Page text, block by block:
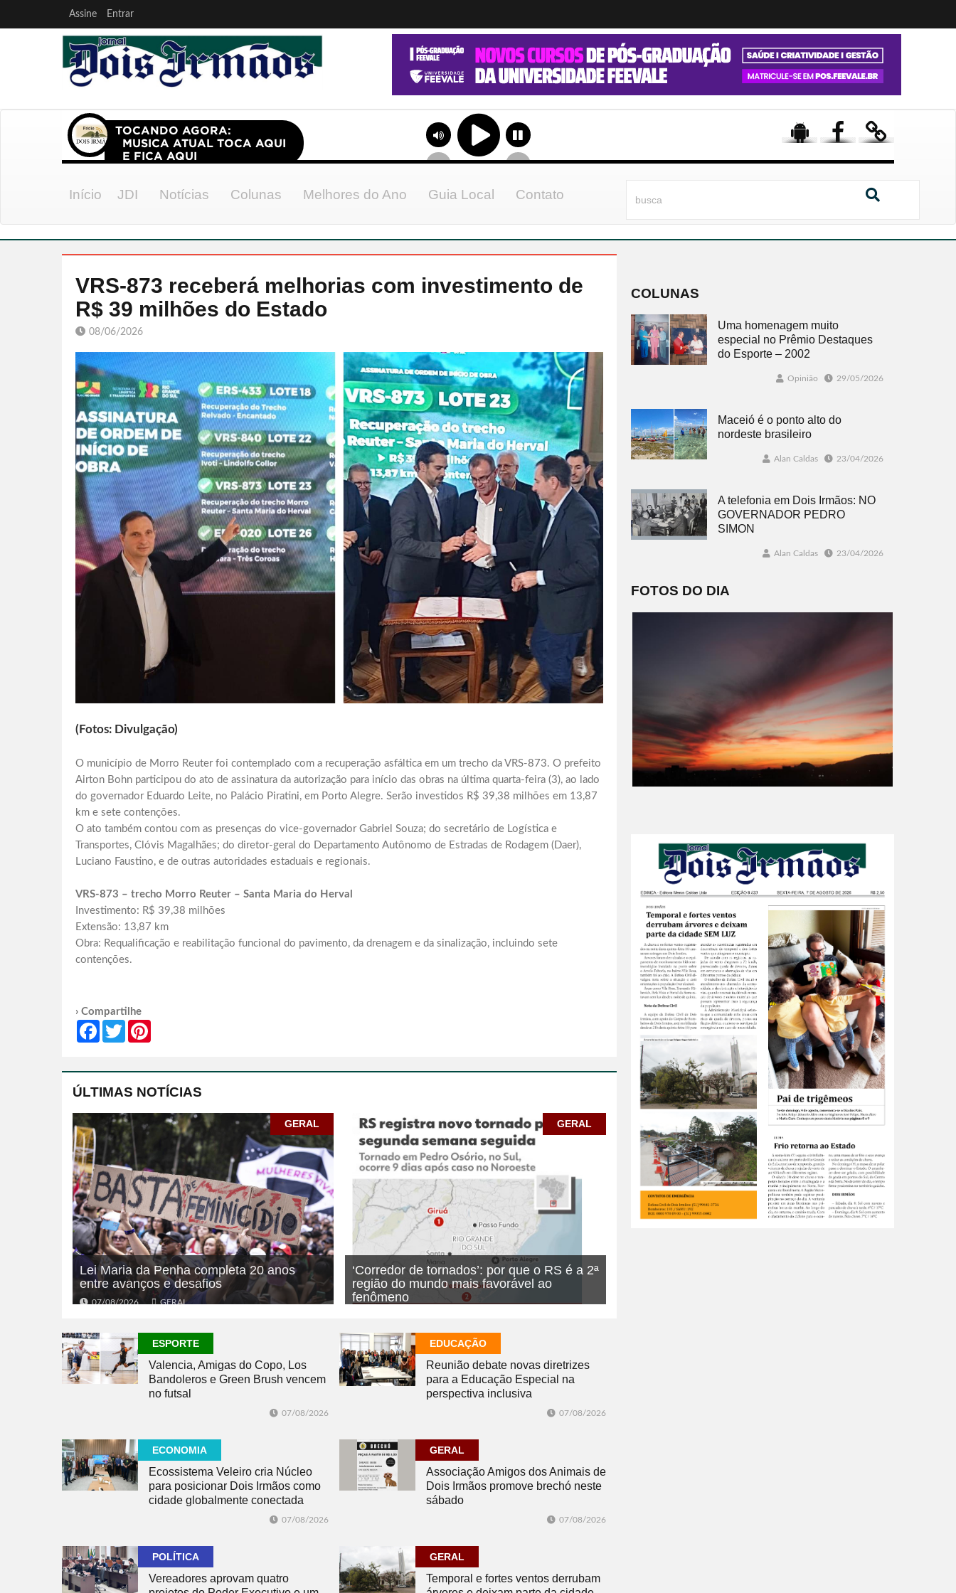
Assine Entrar
Início JDI Notícias Colunas Melhores do Ano Guia Local Contato
VRS-873 receberá melhorias com investimento de
R$ 39 milhões do Estado
08/06/2026
(Fotos: Divulgação)
O município de Morro Reuter foi contemplado com a recuperação asfáltica em um trecho da VRS-873. O prefeito
Airton Bohn participou do ato de assinatura da autorização para início das obras na última quarta-feira (3), ao lado
do governador Eduardo Leite, no Palácio Piratini, em Porto Alegre. Serão investidos R$ 39,38 milhões em 13,87
km e sete contenções.
O ato também contou com as presenças do vice-governador Gabriel Souza; do secretário de Logística e
Transportes, Clóvis Magalhães; do diretor-geral do Departamento Autônomo de Estradas de Rodagem (Daer),
Luciano Faustino, e de outras autoridades estaduais e regionais.
VRS-873 – trecho Morro Reuter – Santa Maria do Herval
Investimento: R$ 39,38 milhões
Extensão: 13,87 km
Obra: Requalificação e reabilitação funcional do pavimento, da drenagem e da sinalização, incluindo sete
contenções.
› Compartilhe
FacebookTwitter
ÚLTIMAS NOTÍCIAS
GERAL
Lei Maria da Penha completa 20 anos
entre avanços e desafios
07/08/2026 GERAL
GERAL
‘Corredor de tornados’: por que o RS é a 2ª
região do mundo mais favorável ao
fenômeno
ESPORTE
Valencia, Amigas do Copo, Los
Bandoleros e Green Brush vencem
no futsal
07/08/2026
EDUCAÇÃO
Reunião debate novas diretrizes
para a Educação Especial na
perspectiva inclusiva
07/08/2026
ECONOMIA
Ecossistema Veleiro cria Núcleo
para posicionar Dois Irmãos como
cidade globalmente conectada
07/08/2026
GERAL
Associação Amigos dos Animais de
Dois Irmãos promove brechó neste
sábado
07/08/2026
POLÍTICA
Vereadores aprovam quatro
GERAL
Temporal e fortes ventos derrubam
COLUNAS
Uma homenagem muito
especial no Prêmio Destaques
do Esporte – 2002
Opinião 29/05/2026
Maceió é o ponto alto do
nordeste brasileiro
Alan Caldas 23/04/2026
A telefonia em Dois Irmãos: NO
GOVERNADOR PEDRO
SIMON
Alan Caldas 23/04/2026
FOTOS DO DIA